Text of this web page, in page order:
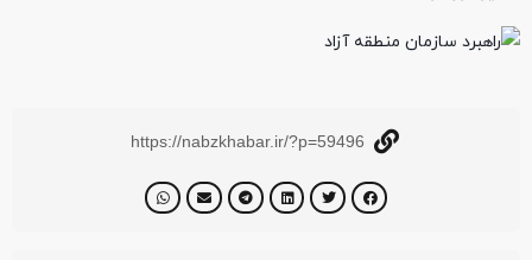
https://nabzkhabar.ir/?p=59496